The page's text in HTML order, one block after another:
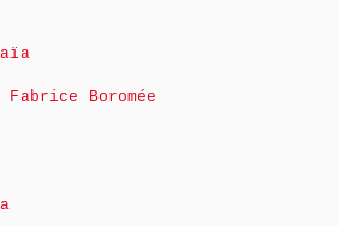
Boromée